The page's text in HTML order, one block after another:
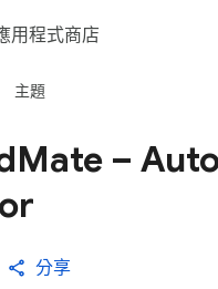
用程式商店
主題
–
分享